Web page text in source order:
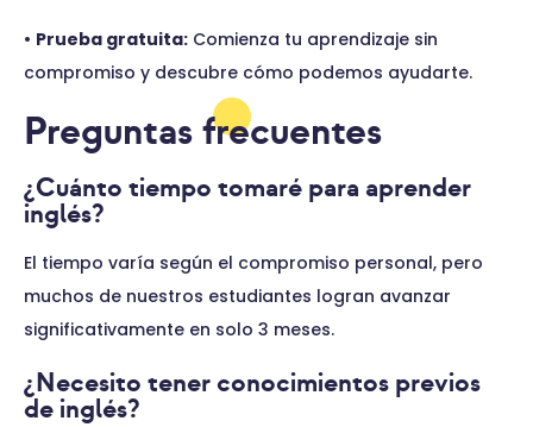
• Prueba gratuita: Comienza tu aprendizaje sin
compromiso y descubre cómo podemos ayudarte.
Preguntas frecuentes
¿Cuánto tiempo tomaré para aprender
inglés?
El tiempo varía según el compromiso personal, pero
muchos de nuestros estudiantes logran avanzar
significativamente en solo 3 meses.
¿Necesito tener conocimientos previos
de inglés?